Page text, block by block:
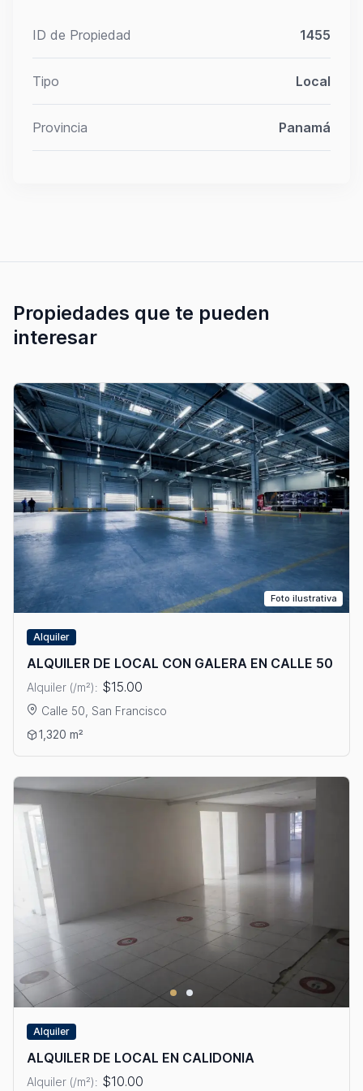
ID de Propiedad 1455
Tipo Local
Provincia Panamá
Propiedades que te pueden
interesar
Foto ilustrativa
Alquiler
ALQUILER DE LOCAL CON GALERA EN CALLE 50
Alquiler (/m²): $15.00
Calle 50, San Francisco
Ver detalles: ALQUILER DE LOCAL CON GALERA EN CALLE 50
1,320 m²
Alquiler
ALQUILER DE LOCAL EN CALIDONIA
Alquiler (/m²): $10.00